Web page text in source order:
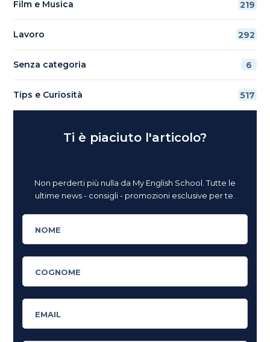
Film e Musica 219
Lavoro 292
Senza categoria 6
Tips e Curiosità 517
Ti è piaciuto l'articolo?
Non perderti più nulla da My English School. Tutte le
ultime news - consigli - promozioni esclusive per te.